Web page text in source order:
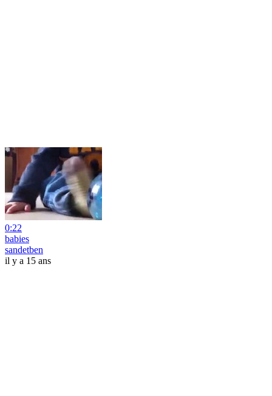
0:22
babies
sandetben
il y a 15 ans